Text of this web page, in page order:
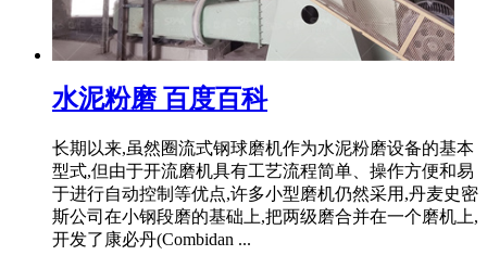
水泥粉磨 百度百科
长期以来,虽然圈流式钢球磨机作为水泥粉磨设备的基本
型式,但由于开流磨机具有工艺流程简单、操作方便和易
于进行自动控制等优点,许多小型磨机仍然采用,丹麦史密
斯公司在小钢段磨的基础上,把两级磨合并在一个磨机上,
开发了康必丹(Combidan ...